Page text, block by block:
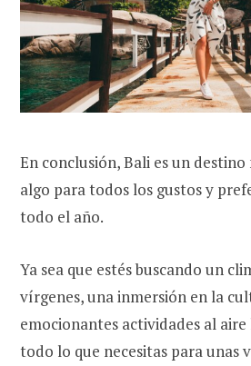
En conclusión, Bali es un
algo para todos los gustos y
todo el año.
Ya sea que estés buscando un
vírgenes, una inmersión en la
emocionantes actividades al
todo lo que necesitas para unas